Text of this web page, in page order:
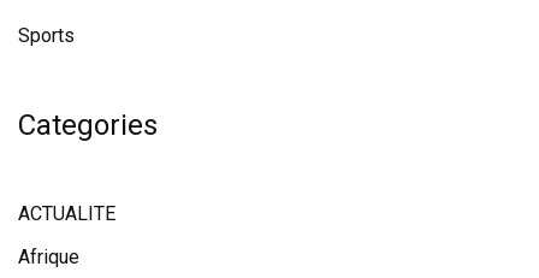
Sports
Categories
ACTUALITE
Afrique